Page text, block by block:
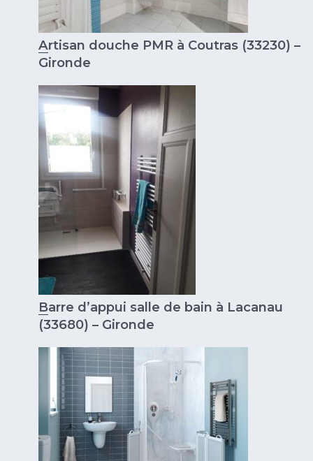
Artisan douche PMR à Coutras (33230) –
Gironde
Barre d’appui salle de bain à Lacanau
(33680) – Gironde